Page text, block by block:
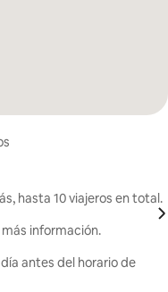
hasta 10 viajeros en total.
información.
antes del horario de